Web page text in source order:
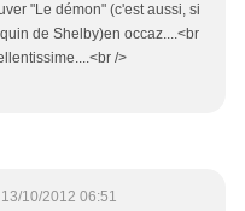
"Le démon" (c'est aussi, si
de Shelby)en occaz....<br
/>
13/10/2012 06:51